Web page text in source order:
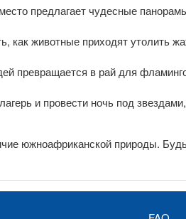
предлагает чудесные
как животные приходят утолить
превращается в рай для
и провести ночь под
южноафриканской природы.